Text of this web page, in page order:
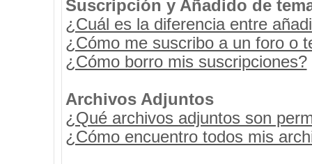
Suscripción y Añadido de
¿Cuál es la diferencia entre
¿Cómo me suscribo a un foro o
¿Cómo borro mis suscripciones?
Archivos Adjuntos
¿Qué archivos adjuntos son
¿Cómo encuentro todos mis